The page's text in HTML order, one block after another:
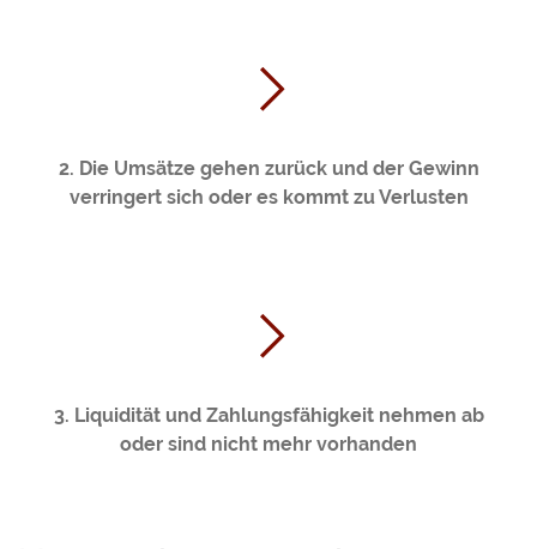
2. Die Umsätze gehen zurück und der Gewinn
verringert sich oder es kommt zu Verlusten
3. Liquidität und Zahlungsfähigkeit nehmen ab
oder sind nicht mehr vorhanden